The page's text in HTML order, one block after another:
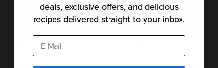
Werden Sie Mitglied der Anova Food Nerd
Familie
deals, exclusive offers, and delicious
recipes delivered straight to your inbox.
E-Mail